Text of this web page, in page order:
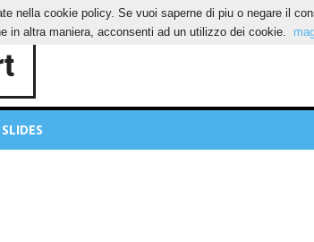
SLIDES
cookie policy. Se vuoi saperne di piu o negare il
in altra maniera, acconsenti ad un utilizzo dei cookie.